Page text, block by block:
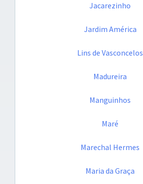
Jacarezinho
Jardim América
Lins de Vasconcelos
Madureira
Manguinhos
Maré
Marechal Hermes
Maria da Graça